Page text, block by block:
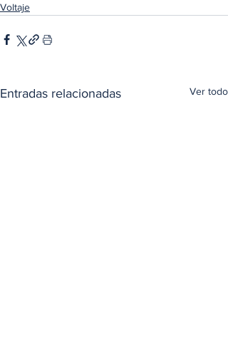
Voltaje
Entradas relacionadas Ver todo